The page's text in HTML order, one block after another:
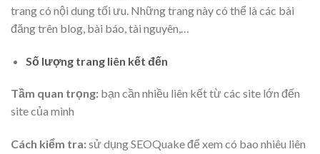
trang có nội dung tối ưu. Những trang này có thể là các bài
đăng trên blog, bài báo, tài nguyên,…
Số lượng trang liên kết đến
Tầm quan trọng: bạn cần nhiều liên kết từ các site lớn đến
site của mình
Cách kiểm tra:sử dụng SEOQuake để xem có bao nhiêu liên